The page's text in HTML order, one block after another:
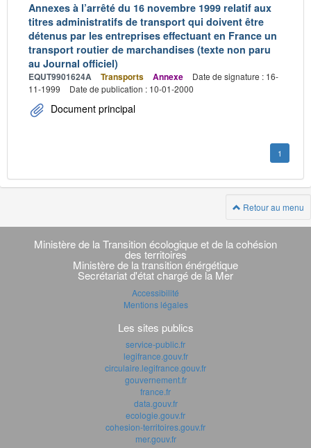
Annexes à l’arrêté du 16 novembre 1999 relatif aux
titres administratifs de transport qui doivent être
détenus par les entreprises effectuant en France un
transport routier de marchandises (texte non paru
au Journal officiel)
EQUT9901624A Transports Annexe
Date de signature : 16-
11-1999
Date de publication : 10-01-2000
Document principal
1
Retour au menu
Navigation
transverse
Ministère de la Transition écologique et de la cohésion
des territoires
Ministère de la transition énérgétique
Secrétariat d'état chargé de la Mer
Accessibilité
Mentions légales
Les sites publics
service-public.fr
legifrance.gouv.fr
circulaire.legifrance.gouv.fr
gouvernement.fr
france.fr
data.gouv.fr
ecologie.gouv.fr
cohesion-territoires.gouv.fr
mer.gouv.fr